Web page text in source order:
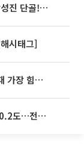
'2TV 생생정보' 오늘방송맛집- 배우 강성진 단골! 쌀국수ㆍ푸팟퐁 커리 맛집 '블○○○'
시태그]
차인표 "동생 구강암 투병…떠나보낼 때 가장 힘들었다”
서울 40도 찍더니 하남 40.8도·광양 40.2도…전국 '펄펄'